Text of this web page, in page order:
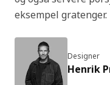
eksempel gratenger.
Designer
Henrik